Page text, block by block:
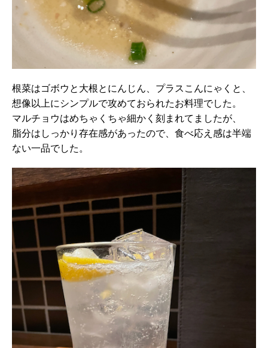
根菜はゴボウと大根とにんじん、プラスこんにゃくと、
想像以上にシンプルで攻めておられたお料理でした。
マルチョウはめちゃくちゃ細かく刻まれてましたが、
脂分はしっかり存在感があったので、食べ応え感は半端
ない一品でした。